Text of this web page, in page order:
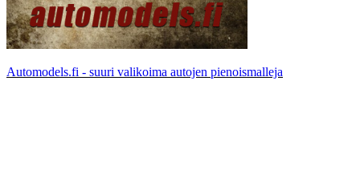
Automodels.fi - suuri valikoima autojen pienoismalleja